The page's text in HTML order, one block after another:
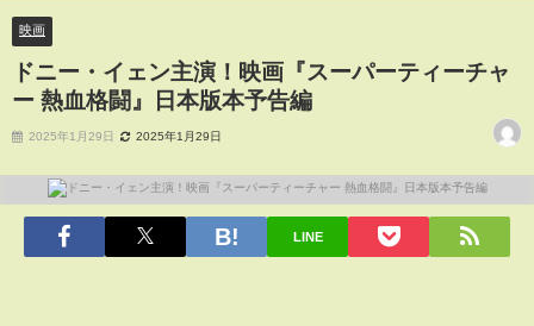
映画
ドニー・イェン主演！映画『スーパーティーチャ
ー 熱血格闘』日本版本予告編
2025年1月29日 2025年1月29日
LINE